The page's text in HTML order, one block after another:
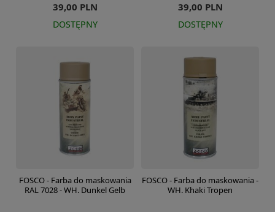
39,00 PLN
DOSTĘPNY
39,00 PLN
DOSTĘPNY
FOSCO - Farba do maskowania
RAL 7028 - WH. Dunkel Gelb
FOSCO - Farba do maskowania -
WH. Khaki Tropen